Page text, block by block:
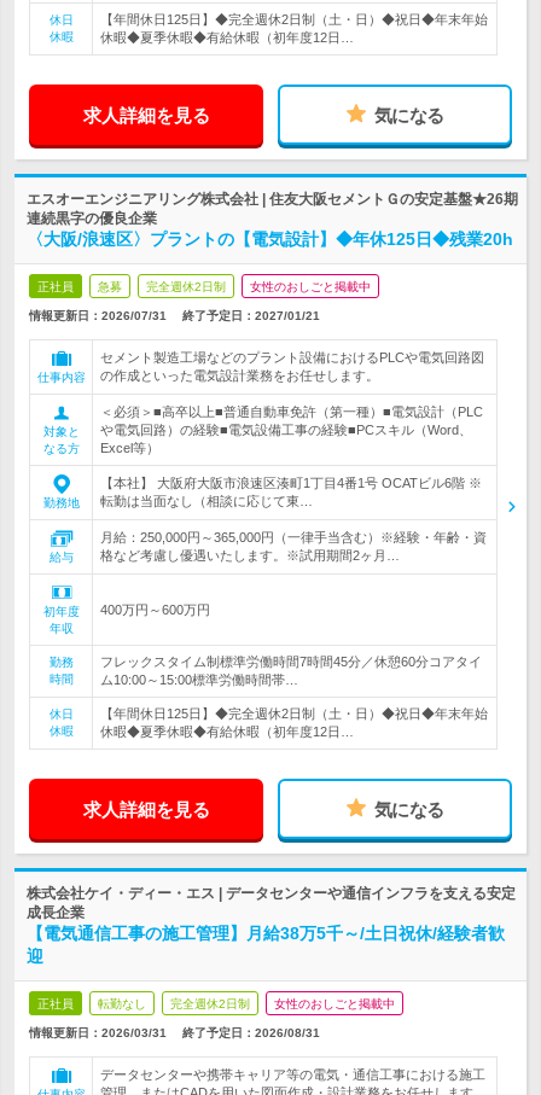
休日
休暇
【年間休日125日】◆完全週休2日制（土・日）◆祝日◆年末年始
休暇◆夏季休暇◆有給休暇（初年度12日…
求人詳細を見る 気になる
エスオーエンジニアリング株式会社 | 住友大阪セメントＧの安定基盤★26期
連続黒字の優良企業
〈大阪/浪速区〉プラントの【電気設計】◆年休125日◆残業20h
正社員 急募 完全週休2日制 女性のおしごと掲載中
情報更新日：2026/07/31 終了予定日： 2027/01/21
仕事内容
セメント製造工場などのプラント設備におけるPLCや電気回路図
の作成といった電気設計業務をお任せします。
対象と
なる方
＜必須＞■高卒以上■普通自動車免許（第一種）■電気設計（PLC
や電気回路）の経験■電気設備工事の経験■PCスキル（Word、
Excel等）
勤務地
【本社】 大阪府大阪市浪速区湊町1丁目4番1号 OCATビル6階 ※
転勤は当面なし（相談に応じて東…
給与
月給：250,000円～365,000円（一律手当含む）※経験・年齢・資
格など考慮し優遇いたします。※試用期間2ヶ月…
初年度
年収
400万円～600万円
勤務
時間
フレックスタイム制標準労働時間7時間45分／休憩60分コアタイ
ム10:00～15:00標準労働時間帯…
休日
休暇
【年間休日125日】◆完全週休2日制（土・日）◆祝日◆年末年始
休暇◆夏季休暇◆有給休暇（初年度12日…
求人詳細を見る 気になる
株式会社ケイ・ディー・エス | データセンターや通信インフラを支える安定
成長企業
【電気通信工事の施工管理】月給38万5千～/土日祝休/経験者歓
迎
正社員 転勤なし 完全週休2日制 女性のおしごと掲載中
情報更新日：2026/03/31 終了予定日： 2026/08/31
データセンターや携帯キャリア等の電気・通信工事における施工